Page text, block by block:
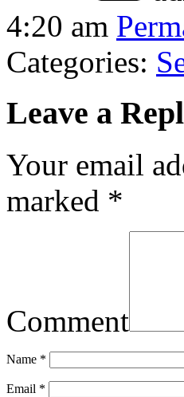
4:20 am
Categories:
Leave a
Your email
marked *
Comment
Name *
Email *